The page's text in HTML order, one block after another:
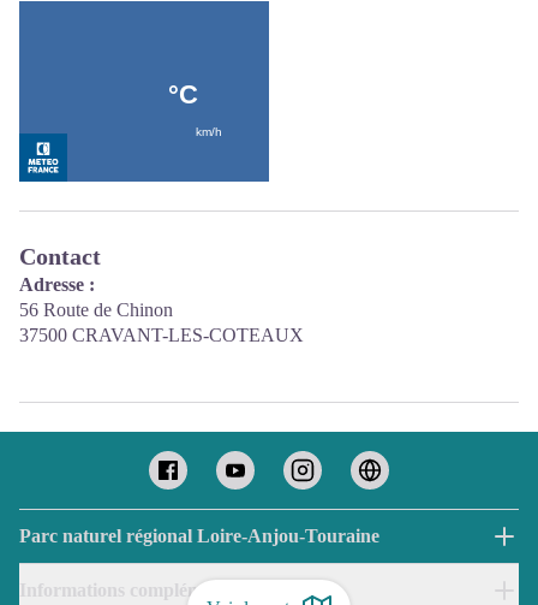
Contact
Adresse :
56 Route de Chinon
37500 CRAVANT-LES-COTEAUX
Parc naturel régional Loire-Anjou-Touraine
Informations complémentaires